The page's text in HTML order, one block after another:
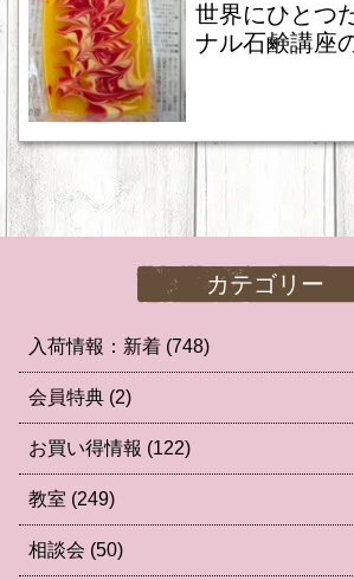
世界にひとつ
ナル石鹸講座
カテゴリー
入荷情報：新着 (748)
会員特典 (2)
お買い得情報 (122)
教室 (249)
相談会 (50)